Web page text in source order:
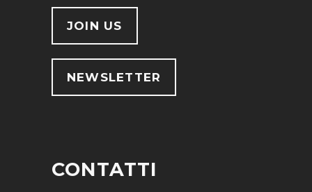
JOIN US
NEWSLETTER
CONTATTI